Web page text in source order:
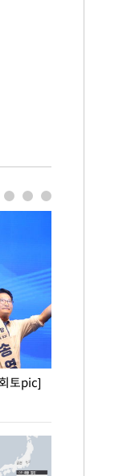
토pic]